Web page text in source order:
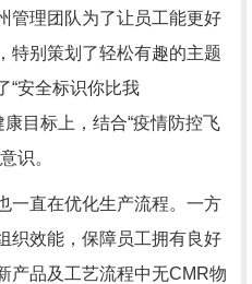
管理团队为了让员工能更好
特别策划了轻松有趣的主题
“安全标识你比我
康目标上，结合“疫情防控飞
识。
一直在优化生产流程。一方
织效能，保障员工拥有良好
产品及工艺流程中无CMR物